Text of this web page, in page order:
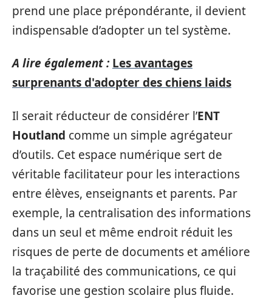
prend une place prépondérante, il devient
indispensable d’adopter un tel système.
A lire également : Les avantages
surprenants d'adopter des chiens laids
Il serait réducteur de considérer l’ENT
Houtland comme un simple agrégateur
d’outils. Cet espace numérique sert de
véritable facilitateur pour les interactions
entre élèves, enseignants et parents. Par
exemple, la centralisation des informations
dans un seul et même endroit réduit les
risques de perte de documents et améliore
la traçabilité des communications, ce qui
favorise une gestion scolaire plus fluide.